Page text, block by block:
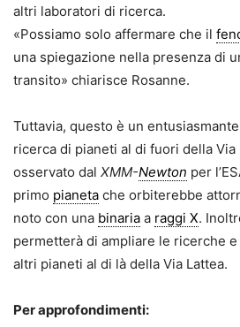
altri laboratori di ricerca.
«Possiamo solo affermare che il
una spiegazione nella presenza di
transito» chiarisce Rosanne.
Tuttavia, questo è un
ricerca di pianeti al di fuori della Via
osservato dal XMM-Newton per
primo pianeta che orbiterebbe
noto con una binaria a raggi X.
permetterà di ampliare le ricerche
altri pianeti al di là della Via Lattea.
Per approfondimenti: